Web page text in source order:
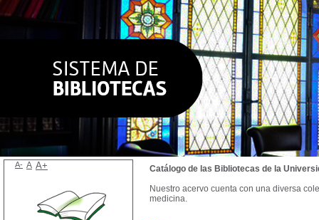
Catálogo de las Bibliotecas de la
Nuestro acervo cuenta con una diversa
medicina.
A- A A+